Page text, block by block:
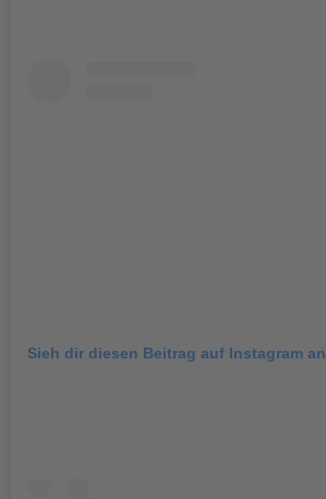
Sieh dir diesen Beitrag auf Instagram an